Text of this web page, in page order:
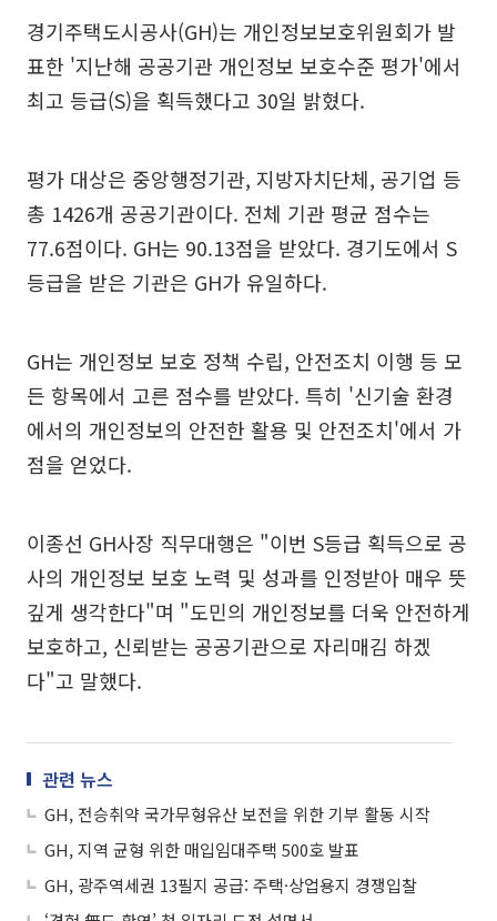
경기주택도시공사(GH)는 개인정보보호위원회가 발
표한 '지난해 공공기관 개인정보 보호수준 평가'에서
최고 등급(S)을 획득했다고 30일 밝혔다.
평가 대상은 중앙행정기관, 지방자치단체, 공기업 등
총 1426개 공공기관이다. 전체 기관 평균 점수는
77.6점이다. GH는 90.13점을 받았다. 경기도에서 S
등급을 받은 기관은 GH가 유일하다.
GH는 개인정보 보호 정책 수립, 안전조치 이행 등 모
든 항목에서 고른 점수를 받았다. 특히 '신기술 환경
에서의 개인정보의 안전한 활용 및 안전조치'에서 가
점을 얻었다.
이종선 GH사장 직무대행은 "이번 S등급 획득으로 공
사의 개인정보 보호 노력 및 성과를 인정받아 매우 뜻
깊게 생각한다"며 "도민의 개인정보를 더욱 안전하게
보호하고, 신뢰받는 공공기관으로 자리매김 하겠
다"고 말했다.
관련 뉴스
GH, 전승취약 국가무형유산 보전을 위한 기부 활동 시작
GH, 지역 균형 위한 매입임대주택 500호 발표
GH, 광주역세권 13필지 공급: 주택·상업용지 경쟁입찰